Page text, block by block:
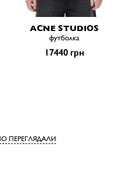
ACNE STUDIOS
футболка
17440 грн
ПЕРЕГЛЯДАЛИ